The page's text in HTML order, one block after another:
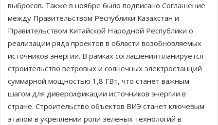
выбросов. Также в ноябре было подписано Соглашение
между Правительством Республики Казахстан и
Правительством Китайской Народной Республики о
реализации ряда проектов в области возобновляемых
источников энергии. В рамках соглашения планируется
строительство ветровых и солнечных электростанций
суммарной мощностью 1,8 ГВт, что станет важным
шагом для диверсификации источников энергии в
стране. Строительство объектов ВИЭ станет ключевым
этапом в укреплении роли зелёных технологий в